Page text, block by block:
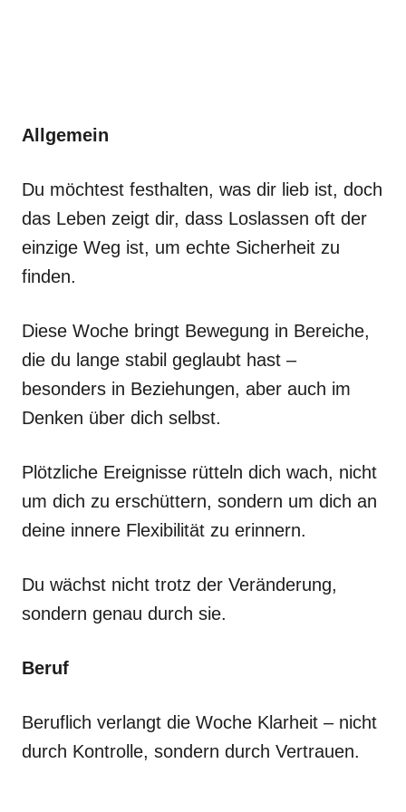
Allgemein
Du möchtest festhalten, was dir lieb ist, doch
das Leben zeigt dir, dass Loslassen oft der
einzige Weg ist, um echte Sicherheit zu
finden.
Diese Woche bringt Bewegung in Bereiche,
die du lange stabil geglaubt hast –
besonders in Beziehungen, aber auch im
Denken über dich selbst.
Plötzliche Ereignisse rütteln dich wach, nicht
um dich zu erschüttern, sondern um dich an
deine innere Flexibilität zu erinnern.
Du wächst nicht trotz der Veränderung,
sondern genau durch sie.
Beruf
Beruflich verlangt die Woche Klarheit – nicht
durch Kontrolle, sondern durch Vertrauen.